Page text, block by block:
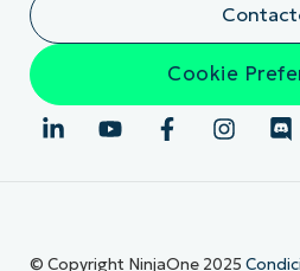
Cookie
© Copyright NinjaOne 2025